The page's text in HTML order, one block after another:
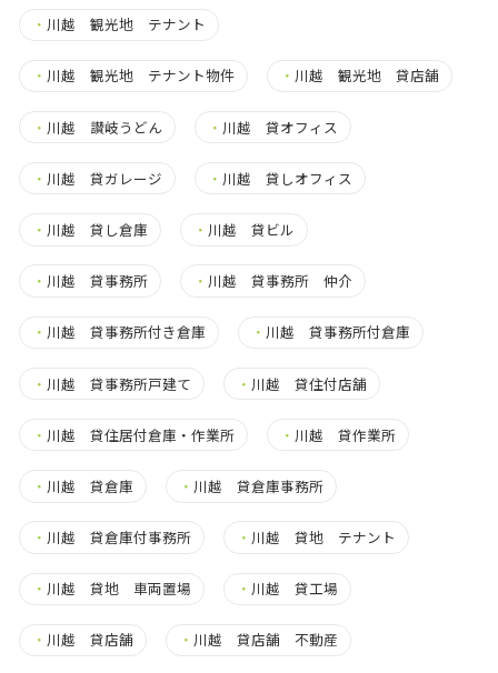
・ 川越 観光地 テナント
・ 川越 観光地 テナント物件 ・ 川越 観光地 貸店舗
・ 川越 讃岐うどん ・ 川越 貸オフィス
・ 川越 貸ガレージ ・ 川越 貸しオフィス
・ 川越 貸し倉庫 ・ 川越 貸ビル
・ 川越 貸事務所 ・ 川越 貸事務所 仲介
・ 川越 貸事務所付き倉庫 ・ 川越 貸事務所付倉庫
・ 川越 貸事務所戸建て ・ 川越 貸住付店舗
・ 川越 貸住居付倉庫・作業所 ・ 川越 貸作業所
・ 川越 貸倉庫 ・ 川越 貸倉庫事務所
・ 川越 貸倉庫付事務所 ・ 川越 貸地 テナント
・ 川越 貸地 車両置場 ・ 川越 貸工場
・ 川越 貸店舗 ・ 川越 貸店舗 不動産